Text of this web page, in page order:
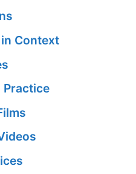
Context
Practice